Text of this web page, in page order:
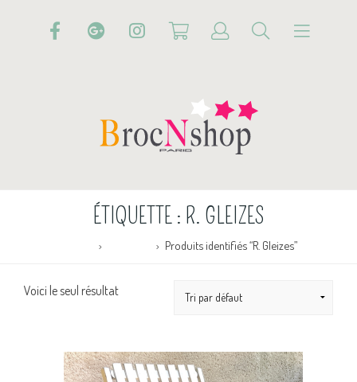
ÉTIQUETTE : R. GLEIZES
Produits identifiés “R. Gleizes”
Voici le seul résultat